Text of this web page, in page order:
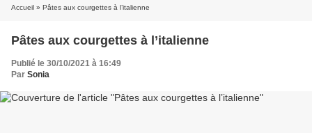
Accueil » Pâtes aux courgettes à l’italienne
Pâtes aux courgettes à l’italienne
Publié le 30/10/2021 à 16:49
Par Sonia